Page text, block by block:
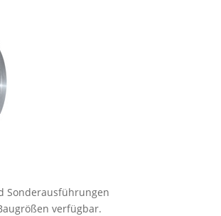
Sonderausführungen
verfügbar.